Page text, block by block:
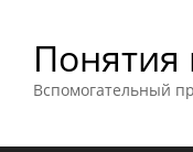
Понятия
Вспомогательный